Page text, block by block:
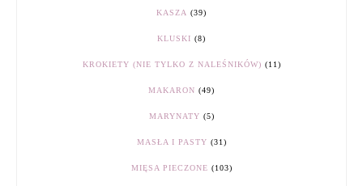
KASZA (39)
KLUSKI (8)
KROKIETY (NIE TYLKO Z NALEŚNIKÓW) (11)
MAKARON (49)
MARYNATY (5)
MASŁA I PASTY (31)
MIĘSA PIECZONE (103)